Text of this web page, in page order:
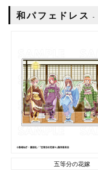
和パフェドレス
五等分の花嫁